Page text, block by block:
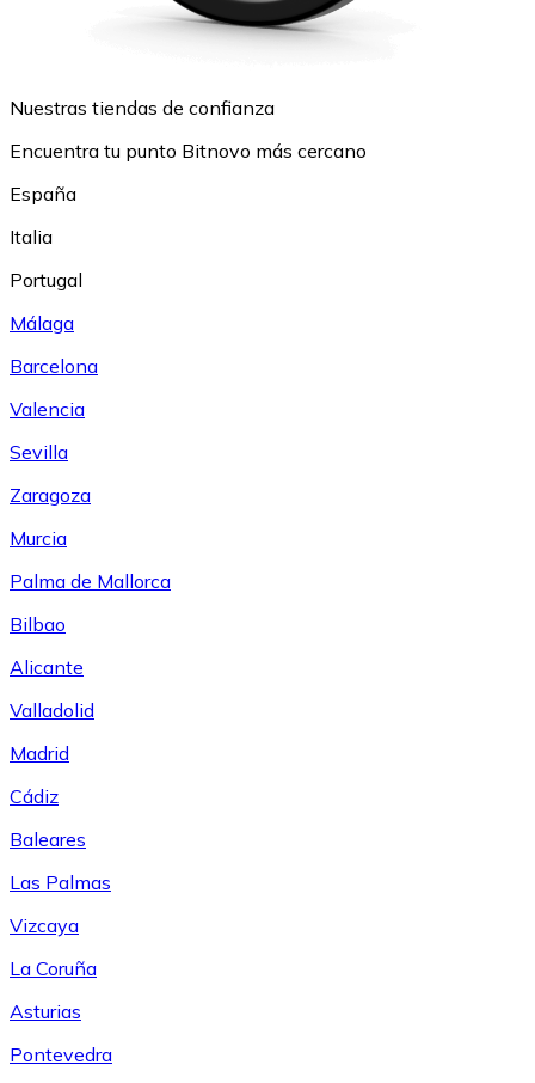
Nuestras tiendas de confianza
Encuentra tu punto Bitnovo más cercano
España
Italia
Portugal
Málaga
Barcelona
Valencia
Sevilla
Zaragoza
Murcia
Palma de Mallorca
Bilbao
Alicante
Valladolid
Madrid
Cádiz
Baleares
Las Palmas
Vizcaya
La Coruña
Asturias
Pontevedra